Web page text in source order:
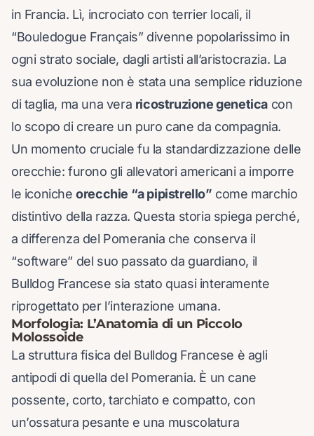
in Francia. Lì, incrociato con terrier locali, il
“Bouledogue Français” divenne popolarissimo in
ogni strato sociale, dagli artisti all’aristocrazia. La
sua evoluzione non è stata una semplice riduzione
di taglia, ma una vera ricostruzione genetica con
lo scopo di creare un puro cane da compagnia.
Un momento cruciale fu la standardizzazione delle
orecchie: furono gli allevatori americani a imporre
le iconicheorecchie “a pipistrello” come marchio
distintivo della razza. Questa storia spiega perché,
a differenza del Pomerania che conserva il
“software” del suo passato da guardiano, il
Bulldog Francese sia stato quasi interamente
riprogettato per l’interazione umana.
Morfologia: L’Anatomia di un Piccolo
Molossoide
La struttura fisica del Bulldog Francese è agli
antipodi di quella del Pomerania. È un cane
possente, corto, tarchiato e compatto, con
un’ossatura pesante e una muscolatura